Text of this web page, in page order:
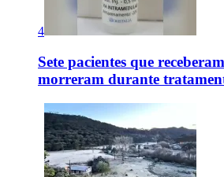
4
Sete pacientes que
morreram durante